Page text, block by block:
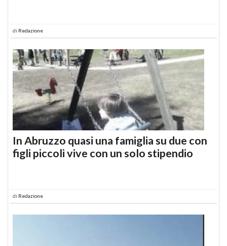
di Redazione
In Abruzzo quasi una famiglia su due con
figli piccoli vive con un solo stipendio
di Redazione